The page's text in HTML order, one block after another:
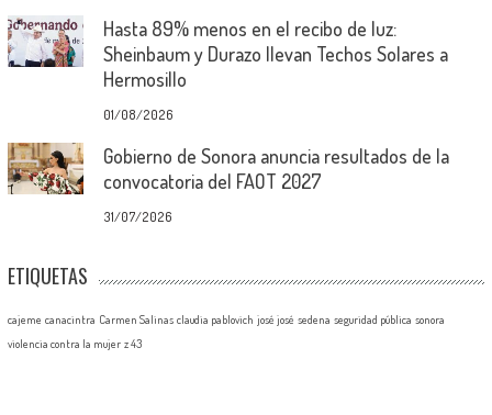
Hasta 89% menos en el recibo de luz:
Sheinbaum y Durazo llevan Techos Solares a
Hermosillo
01/08/2026
Gobierno de Sonora anuncia resultados de la
convocatoria del FAOT 2027
31/07/2026
ETIQUETAS
cajeme canacintra Carmen Salinas claudia pablovich josé josé sedena seguridad pública sonora
violencia contra la mujer z 43